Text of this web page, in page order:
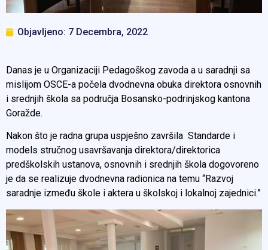
Objavljeno: 7 Decembra, 2022
Danas je u Organizaciji Pedagoškog zavoda a u saradnji sa
mislijom OSCE-a počela dvodnevna obuka direktora osnovnih
i srednjih škola sa područja Bosansko-podrinjskog kantona
Goražde.
Nakon što je radna grupa uspješno završila Standarde i
models stručnog usavršavanja direktora/direktorica
predškolskih ustanova, osnovnih i srednjih škola dogovoreno
je da se realizuje dvodnevna radionica na temu “Razvoj
saradnje između škole i aktera u školskoj i lokalnoj zajednici.”